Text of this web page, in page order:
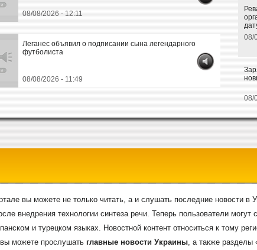
08/08/2026 - 12:11
Леганес объявил о подписании сына легендарного
футболиста
08/08/2026 - 11:49
08/
08/
вы можете не только читать, а и слушать последние новости в
внедрения технологии синтеза речи. Теперь пользователи могут
и турецком языках. Новостной контент относиться к тому
можете прослушать главные новости Украины , а также разделы